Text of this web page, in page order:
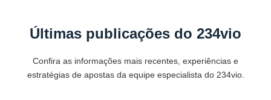
Últimas publicações do 234vio
Confira as informações mais recentes, experiências e
estratégias de apostas da equipe especialista do 234vio.